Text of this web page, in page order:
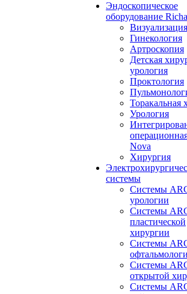
Эндоскопическое
оборудование
Визуализация
Гинекология
Артроскопия
Детская
урология
Проктология
Торакальная
Урология
Nova
Хирургия
системы
Системы
урологии
Системы
пластической
хирургии
Системы
Системы
открытой
Системы